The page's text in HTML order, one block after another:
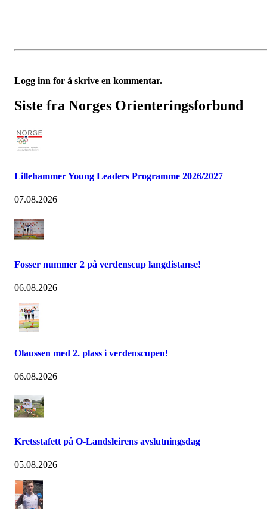
Logg inn for å skrive en kommentar.
Siste fra Norges Orienteringsforbund
Lillehammer Young Leaders Programme 2026/2027
07.08.2026
Fosser nummer 2 på verdenscup langdistanse!
06.08.2026
Olaussen med 2. plass i verdenscupen!
06.08.2026
Kretsstafett på O-Landsleirens avslutningsdag
05.08.2026